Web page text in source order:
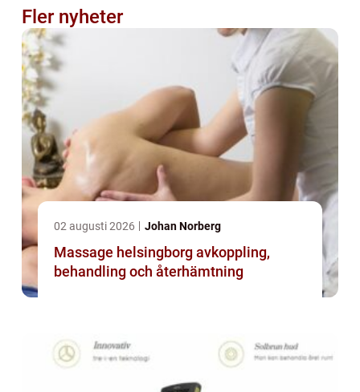
Fler nyheter
02 augusti 2026 Johan Norberg
Massage helsingborg avkoppling,
behandling och återhämtning